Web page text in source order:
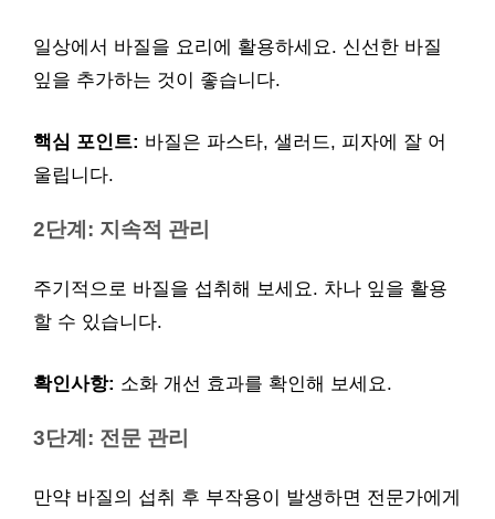
일상에서 바질을 요리에 활용하세요. 신선한 바질
잎을 추가하는 것이 좋습니다.
핵심 포인트: 바질은 파스타, 샐러드, 피자에 잘 어
울립니다.
2단계: 지속적 관리
주기적으로 바질을 섭취해 보세요. 차나 잎을 활용
할 수 있습니다.
확인사항: 소화 개선 효과를 확인해 보세요.
3단계: 전문 관리
만약 바질의 섭취 후 부작용이 발생하면 전문가에게